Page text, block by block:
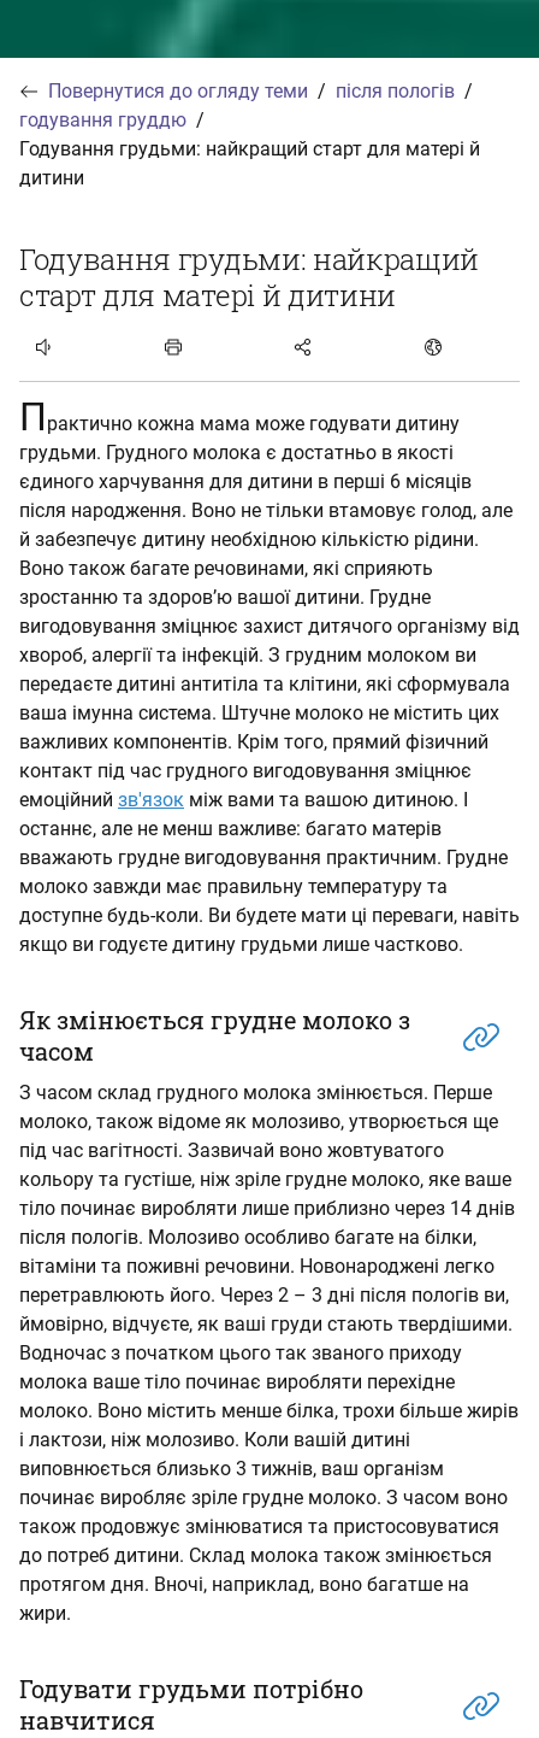
Повернутися до огляду теми
після пологів
годування груддю
Годування грудьми: найкращий старт для матері й
дитини
Годування грудьми: найкращий
старт для матері й дитини
прослухати
П рактично кожна мама може годувати дитину
грудьми. Грудного молока є достатньо в якості
єдиного харчування для дитини в перші 6 місяців
після народження. Воно не тільки втамовує голод, але
й забезпечує дитину необхідною кількістю рідини.
Воно також багате речовинами, які сприяють
зростанню та здоров’ю вашої дитини. Грудне
вигодовування зміцнює захист дитячого організму від
хвороб, алергії та інфекцій. З грудним молоком ви
передаєте дитині антитіла та клітини, які сформувала
ваша імунна система. Штучне молоко не містить цих
важливих компонентів. Крім того, прямий фізичний
контакт під час грудного вигодовування зміцнює
емоційний зв'язок між вами та вашою дитиною. І
останнє, але не менш важливе: багато матерів
вважають грудне вигодовування практичним. Грудне
молоко завжди має правильну температуру та
доступне будь-коли. Ви будете мати ці переваги, навіть
якщо ви годуєте дитину грудьми лише частково.
Як змінюється грудне молоко з
часом
З часом склад грудного молока змінюється. Перше
молоко, також відоме як молозиво, утворюється ще
під час вагітності. Зазвичай воно жовтуватого
кольору та густіше, ніж зріле грудне молоко, яке ваше
тіло починає виробляти лише приблизно через 14 днів
після пологів. Молозиво особливо багате на білки,
вітаміни та поживні речовини. Новонароджені легко
перетравлюють його. Через 2 – 3 дні після пологів ви,
ймовірно, відчуєте, як ваші груди стають твердішими.
Водночас з початком цього так званого приходу
молока ваше тіло починає виробляти перехідне
молоко. Воно містить менше білка, трохи більше жирів
і лактози, ніж молозиво. Коли вашій дитині
виповнюється близько 3 тижнів, ваш організм
починає виробляє зріле грудне молоко. З часом воно
також продовжує змінюватися та пристосовуватися
до потреб дитини. Склад молока також змінюється
протягом дня. Вночі, наприклад, воно багатше на
жири.
Годувати грудьми потрібно
навчитися